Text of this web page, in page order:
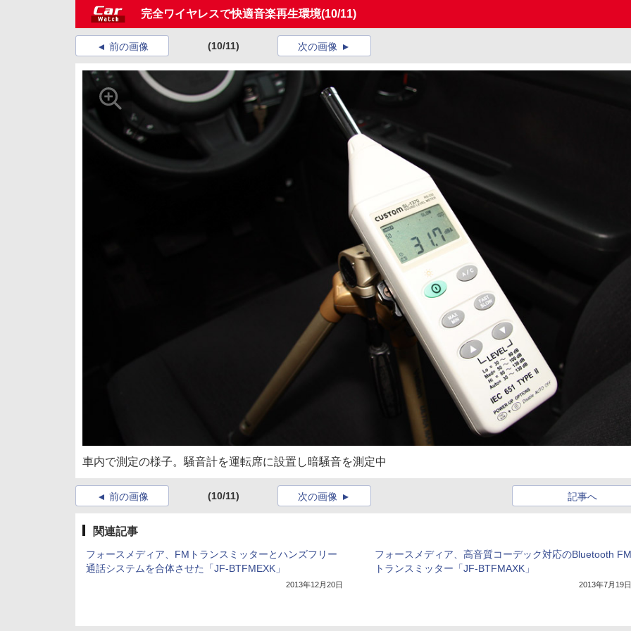
完全ワイヤレスで快適音楽再生環境(10/11)
前の画像 (10/11) 次の画像
車内で測定の様子。騒音計を運転席に設置し暗騒音を測定中
前の画像 (10/11) 記事へ
次の画像
関連記事
フォースメディア、FMトランスミッターとハンズフリー
通話システムを合体させた「JF-BTFMEXK」
2013年12月20日
フォースメディア、高音質コーデック対応のBluetooth FM
トランスミッター「JF-BTFMAXK」
2013年7月19日